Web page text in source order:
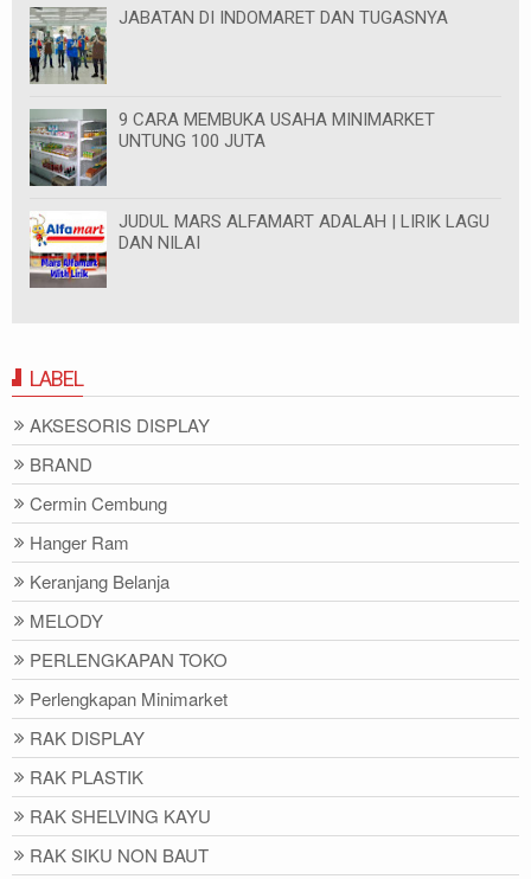
JABATAN DI INDOMARET DAN TUGASNYA
9 CARA MEMBUKA USAHA MINIMARKET
UNTUNG 100 JUTA
JUDUL MARS ALFAMART ADALAH | LIRIK LAGU
DAN NILAI
LABEL
AKSESORIS DISPLAY
BRAND
Cermin Cembung
Hanger Ram
Keranjang Belanja
MELODY
PERLENGKAPAN TOKO
Perlengkapan Minimarket
RAK DISPLAY
RAK PLASTIK
RAK SHELVING KAYU
RAK SIKU NON BAUT